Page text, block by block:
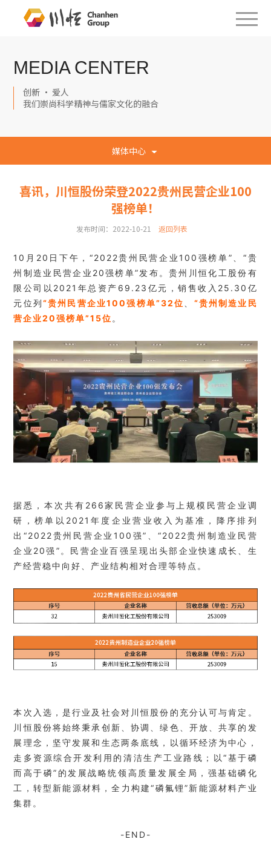
MEDIA CENTER
创新 · 爱人
我们崇尚科学精神与儒家文化的融合
媒体中心
喜讯，川恒股份荣登2022贵州民营企业100
强榜单！
发布时间：2022-10-21 返回列表
10月20日下午，“2022贵州民营企业100强榜单”、“贵
州制造业民营企业20强榜单”发布。贵州川恒化工股份有
限公司以2021年总资产69.23亿元，销售收入25.30亿
元位列“贵州民营企业100强榜单”32位
“贵州制造业民
营企业20强榜单”15位 。
据悉，本次共有266家民营企业参与上规模民营企业调
研，榜单以2021年度企业营业收入为基准，降序排列
出“2022贵州民营企业100强”、“2022贵州制造业民营
企业20强”。民营企业百强呈现出 头部企业快速成长、生
产经营稳中向好、产业结构相对合理等特点。
本次入选，是行业及社会对川恒 股份的充分认可与肯定。
川恒股份将始终秉承创新、协调、绿色、开放、共享的发
展理念，坚守发展和生态两条底线，以循环经济为中心，
走多资源综合开发利用的清洁生产工业路线； 以“基于磷
而高于磷”的发展战略统领高质量发展全局，强基础磷化
工，转型新能源材料，全力构建“磷氟锂”新能源材料产业
集群。
-END-